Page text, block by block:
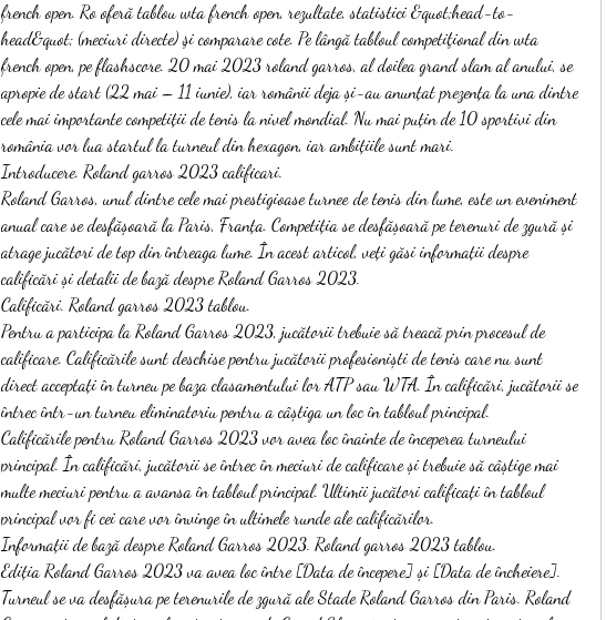
french open. Ro oferă tablou wta french open, rezultate, statistici &quot;head-to-
head&quot; (meciuri directe) şi comparare cote. Pe lângă tabloul competiţional din wta
french open, pe flashscore. 20 mai 2023 roland garros, al doilea grand slam al anului, se
apropie de start (22 mai – 11 iunie), iar românii deja și-au anunțat prezența la una dintre
cele mai importante competiții de tenis la nivel mondial. Nu mai puțin de 10 sportivi din
românia vor lua startul la turneul din hexagon, iar ambițiile sunt mari.
Introducere. Roland garros 2023 calificari.
Roland Garros, unul dintre cele mai prestigioase turnee de tenis din lume, este un eveniment
anual care se desfășoară la Paris, Franța. Competiția se desfășoară pe terenuri de zgură și
atrage jucători de top din întreaga lume. În acest articol, veți găsi informații despre
calificări și detalii de bază despre Roland Garros 2023.
Calificări. Roland garros 2023 tablou.
Pentru a participa la Roland Garros 2023, jucătorii trebuie să treacă prin procesul de
calificare. Calificările sunt deschise pentru jucătorii profesioniști de tenis care nu sunt
direct acceptați în turneu pe baza clasamentului lor ATP sau WTA. În calificări, jucătorii se
întrec într-un turneu eliminatoriu pentru a câștiga un loc în tabloul principal.
Calificările pentru Roland Garros 2023 vor avea loc înainte de începerea turneului
principal. În calificări, jucătorii se întrec în meciuri de calificare și trebuie să câștige mai
multe meciuri pentru a avansa în tabloul principal. Ultimii jucători calificați în tabloul
principal vor fi cei care vor învinge în ultimele runde ale calificărilor.
Informații de bază despre Roland Garros 2023. Roland garros 2023 tablou.
Ediția Roland Garros 2023 va avea loc între [Data de începere] și [Data de încheiere].
Turneul se va desfășura pe terenurile de zgură ale Stade Roland Garros din Paris. Roland